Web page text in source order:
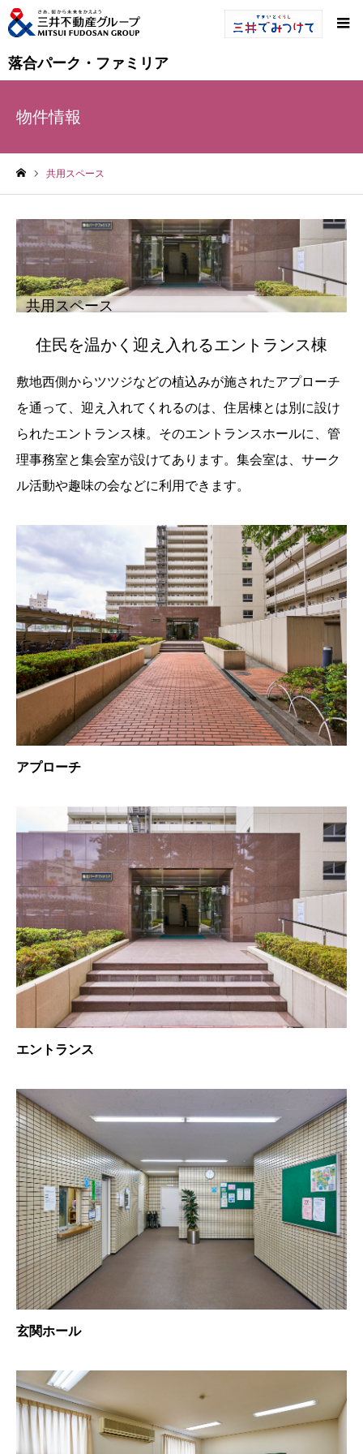
落合パーク・ファミリア
物件情報
共用スペース
共用スペース
住民を温かく迎え入れるエントランス棟
敷地西側からツツジなどの植込みが施されたアプローチ
を通って、迎え入れてくれるのは、住居棟とは別に設け
られたエントランス棟。そのエントランスホールに、管
理事務室と集会室が設けてあります。集会室は、サーク
ル活動や趣味の会などに利用できます。
アプローチ
エントランス
玄関ホール